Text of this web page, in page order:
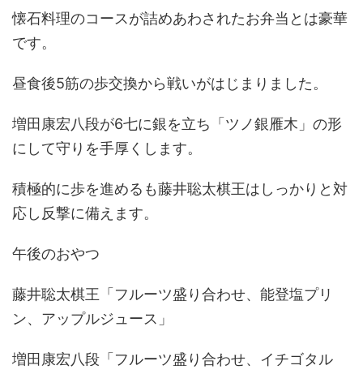
懐石料理のコースが詰めあわされたお弁当とは豪華
です。
昼食後5筋の歩交換から戦いがはじまりました。
増田康宏八段が6七に銀を立ち「ツノ銀雁木」の形
にして守りを手厚くします。
積極的に歩を進めるも藤井聡太棋王はしっかりと対
応し反撃に備えます。
午後のおやつ
藤井聡太棋王「フルーツ盛り合わせ、能登塩プリ
ン、アップルジュース」
増田康宏八段「フルーツ盛り合わせ、イチゴタル